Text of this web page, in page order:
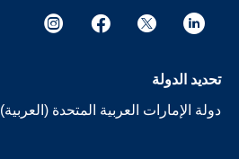
تحديد الدولة
دولة الإمارات العربية المتحدة (العربية)